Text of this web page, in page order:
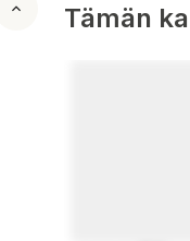
Tämän